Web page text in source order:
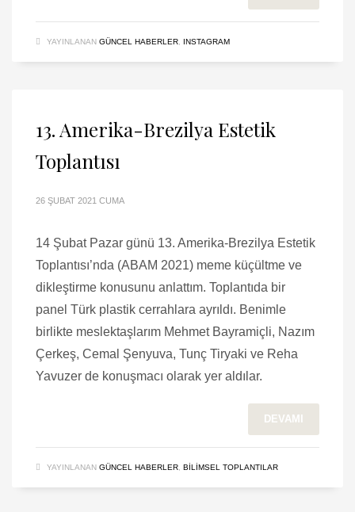
YAYINLANAN GÜNCEL HABERLER INSTAGRAM
13. Amerika-Brezilya Estetik
Toplantısı
26 ŞUBAT 2021 CUMA
14 Şubat Pazar günü 13. Amerika-Brezilya Estetik
Toplantısı’nda (ABAM 2021) meme küçültme ve
dikleştirme konusunu anlattım. Toplantıda bir
panel Türk plastik cerrahlara ayrıldı. Benimle
birlikte meslektaşlarım Mehmet Bayramiçli, Nazım
Çerkeş, Cemal Şenyuva, Tunç Tiryaki ve Reha
Yavuzer de konuşmacı olarak yer aldılar.
DEVAMI
YAYINLANAN GÜNCEL HABERLER BILIMSEL TOPLANTILAR